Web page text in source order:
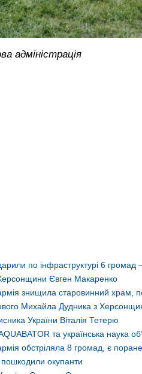
адміністрація
по інфраструктурі 6 громад
Євген Макаренко
знищила старовинний храм,
Михайла Дудника з
України Віталія Тетерю
та українська наука
обстріляла 8 громад, є
окупанти